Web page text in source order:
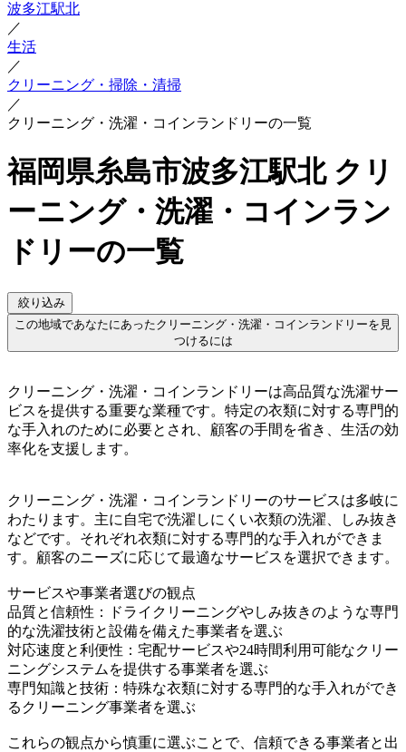
波多江駅北
／
生活
／
クリーニング・掃除・清掃
／
クリーニング・洗濯・コインランドリーの一覧
福岡県糸島市波多江駅北 クリ
ーニング・洗濯・コインラン
ドリーの一覧
絞り込み
この地域であなたにあったクリーニング・洗濯・コインランドリーを見
つけるには
クリーニング・洗濯・コインランドリーは高品質な洗濯サー
ビスを提供する重要な業種です。特定の衣類に対する専門的
な手入れのために必要とされ、顧客の手間を省き、生活の効
率化を支援します。
クリーニング・洗濯・コインランドリーのサービスは多岐に
わたります。主に自宅で洗濯しにくい衣類の洗濯、しみ抜き
などです。それぞれ衣類に対する専門的な手入れができま
す。顧客のニーズに応じて最適なサービスを選択できます。
サービスや事業者選びの観点
品質と信頼性：ドライクリーニングやしみ抜きのような専門
的な洗濯技術と設備を備えた事業者を選ぶ
対応速度と利便性：宅配サービスや24時間利用可能なクリー
ニングシステムを提供する事業者を選ぶ
専門知識と技術：特殊な衣類に対する専門的な手入れができ
るクリーニング事業者を選ぶ
これらの観点から慎重に選ぶことで、信頼できる事業者と出